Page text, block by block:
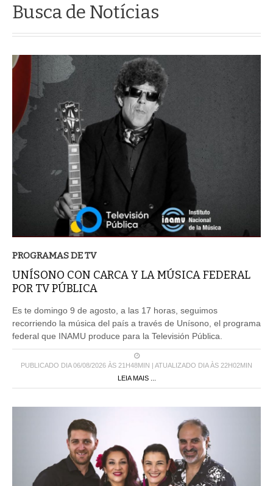
Busca de Notícias
PROGRAMAS DE TV
UNÍSONO CON CARCA Y LA MÚSICA FEDERAL
POR TV PÚBLICA
Es te domingo 9 de agosto, a las 17 horas, seguimos
recorriendo la música del país a través de Unísono, el programa
federal que INAMU produce para la Televisión Pública.
PUBLICADO DIA 06/08/2026 ÀS 21H48MIN | ATUALIZADO DIA ÀS 22H02MIN
LEIA MAIS ...